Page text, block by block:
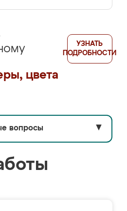
цвета
УЗНАТЬ
ПОДРОБНОСТИ
вопросы ▼